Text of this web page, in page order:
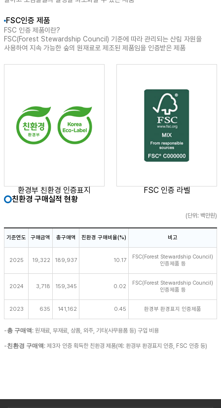
FSC인증 제품
FSC 인증 제품이란?
FSC(Forest Stewardship Council) 기준에 따라 관리되는 산림 자원을
사용하여 지속 가능한 숲의 원재료로 제조된 제품임을 인증받은 제품
환경부 친환경 인증표지
FSC 인증 라벨
친환경 구매실적 현황
(단위: 백만원)
기준연도 구매금액 총구매액 친환경 구매비율(%) 비고
2025 19,322 189,937 10.17
FSC(Forest Stewardship Council)
인증제품 등
2024 3,718 159,345 0.02
FSC(Forest Stewardship Council)
인증제품 등
2023 635 141,162 0.45 환경부 환경표지 인증제품
-총 구매액: 원재료, 부재료, 상품, 외주, 기타(사무용품 등) 구입 비용
-친환경 구매액: 제3자 인증 획득한 친환경 제품(예: 환경부 환경표지 인증, FSC 인증 등)